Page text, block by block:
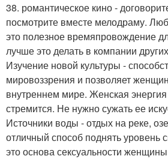
38. романтическое кино -
посмотрите вместе мелодраму.
это полезное времяпровождение
лучше это делать в компании
Изучение новой культуры -
мировоззрения и позволяет
внутреннем мире. Женская
стремится. Не нужно сужать ее
Источники воды - отдых на реке,
отличный способ поднять уровень
это основа сексуальности